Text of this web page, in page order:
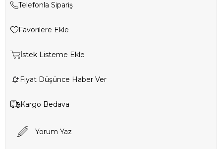
Telefonla Sipariş
Favorilere Ekle
İstek Listeme Ekle
Fiyat Düşünce Haber Ver
Kargo Bedava
Yorum Yaz